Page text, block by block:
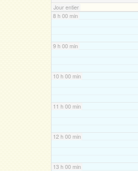
Jour entier
8 h 00 min
9 h 00 min
10 h 00 min
11 h 00 min
12 h 00 min
13 h 00 min